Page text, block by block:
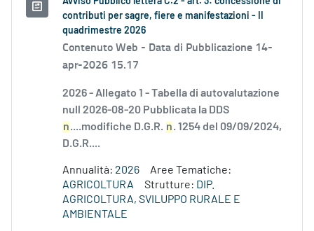
contributi per sagre, fiere e manifestazioni - II
quadrimestre 2026
Contenuto Web - Data di Pubblicazione 14-
apr-2026 15.17
2026 - Allegato 1 - Tabella di autovalutazione
null 2026-08-20 Pubblicata la DDS
n....modifiche D.G.R. n. 1254 del 09/09/2024,
D.G.R....
Annualità: 2026
Aree Tematiche:
AGRICOLTURA
Strutture: DIP.
AGRICOLTURA, SVILUPPO RURALE E
AMBIENTALE